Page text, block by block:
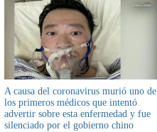
A causa del coronavirus murió uno de
los primeros médicos que intentó
advertir sobre esta enfermedad y fue
silenciado por el gobierno chino